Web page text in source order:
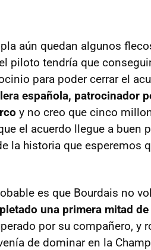
aún quedan algunos
piloto tendría que
para poder cerrar el
española, patrocinador
y no creo que cinco
el acuerdo llegue a buen
la historia que esperemos
es que Bourdais no
una primera mitad
por su compañero, y
de dominar en la